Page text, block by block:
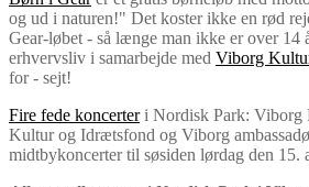
og ud i naturen!" Det koster ikke en rød
Gear-løbet - så længe man ikke er over 14
erhvervsliv i samarbejde med Viborg
for - sejt!
Fire fede koncerteri Nordisk Park: Viborg
Kultur og Idrætsfond og Viborg
midtbykoncerter til søsiden lørdag den 15.